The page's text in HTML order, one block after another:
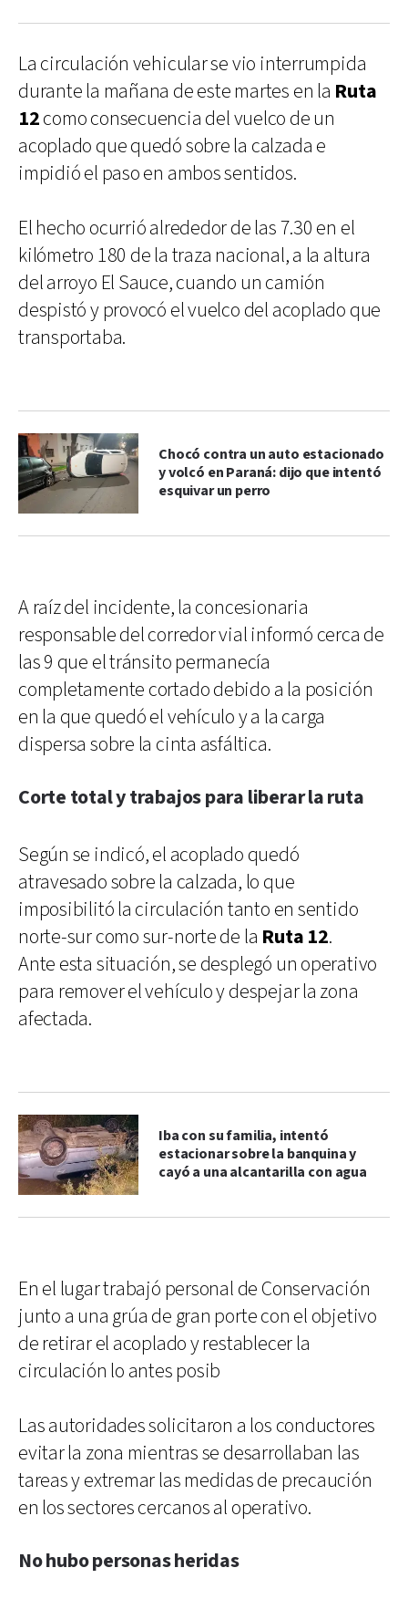
La circulación vehicular se vio interrumpida
durante la mañana de este martes en la Ruta
12como consecuencia del vuelco de un
acoplado que quedó sobre la calzada e
impidió el paso en ambos sentidos.
El hecho ocurrió alrededor de las 7.30 en el
kilómetro 180 de la traza nacional, a la altura
del arroyo El Sauce, cuando un camión
despistó y provocó el vuelco del acoplado que
transportaba.
Chocó contra un auto estacionado
y volcó en Paraná: dijo que intentó
esquivar un perro
A raíz del incidente, la concesionaria
responsable del corredor vial informó cerca de
las 9 que el tránsito permanecía
completamente cortado debido a la posición
en la que quedó el vehículo y a la carga
dispersa sobre la cinta asfáltica.
Corte total y trabajos para liberar la ruta
Según se indicó, el acoplado quedó
atravesado sobre la calzada, lo que
imposibilitó la circulación tanto en sentido
norte-sur como sur-norte de la Ruta 12.
Ante esta situación, se desplegó un operativo
para remover el vehículo y despejar la zona
afectada.
Iba con su familia, intentó
estacionar sobre la banquina y
cayó a una alcantarilla con agua
En el lugar trabajó personal de Conservación
junto a una grúa de gran porte con el objetivo
de retirar el acoplado y restablecer la
circulación lo antes posib
Las autoridades solicitaron a los conductores
evitar la zona mientras se desarrollaban las
tareas y extremar las medidas de precaución
en los sectores cercanos al operativo.
No hubo personas heridas